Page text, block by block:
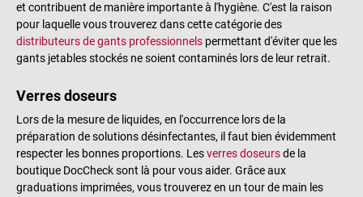
et contribuent de manière importante à l'hygiène. C'est la raison
pour laquelle vous trouverez dans cette catégorie des
distributeurs de gants professionnels permettant d'éviter que les
gants jetables stockés ne soient contaminés lors de leur retrait.
Verres doseurs
Lors de la mesure de liquides, en l'occurrence lors de la
préparation de solutions désinfectantes, il faut bien évidemment
respecter les bonnes proportions. Lesverres doseursde la
boutique DocCheck sont là pour vous aider. Grâce aux
graduations imprimées, vous trouverez en un tour de main les